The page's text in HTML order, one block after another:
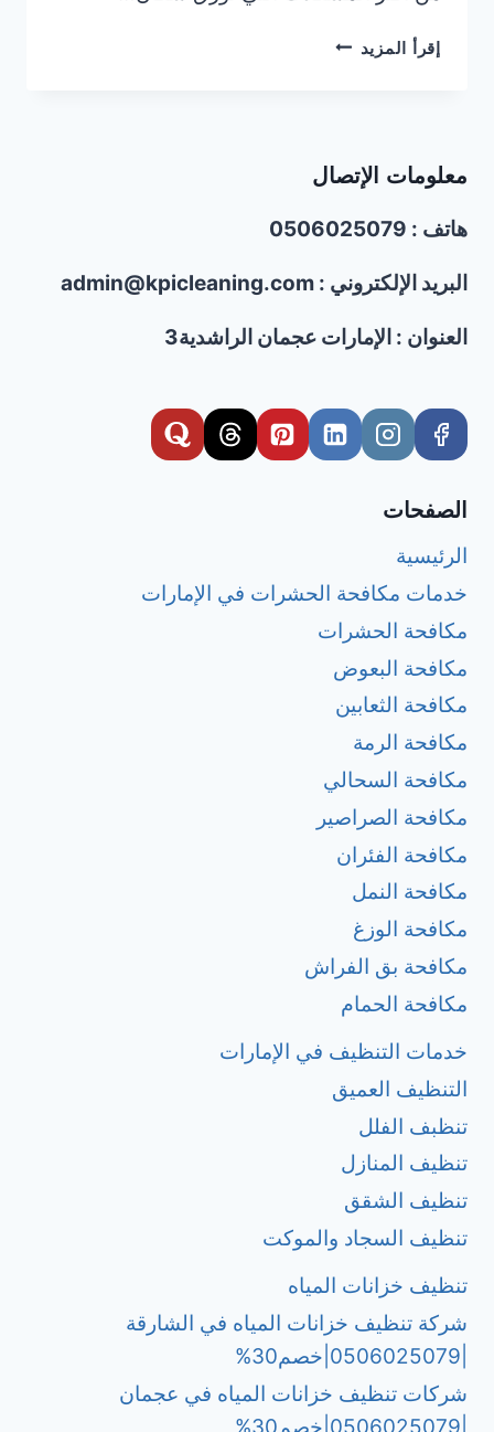
إقرأ المزيد شركة
تركيب
واشواك
معلومات الإتصال
هاتف : 0506025079
البريد الإلكتروني : admin@kpicleaning.com
العنوان : الإمارات عجمان الراشدية3
الصفحات
الرئيسية
خدمات مكافحة الحشرات في الإمارات
مكافحة الحشرات
مكافحة البعوض
مكافحة الثعابين
مكافحة الرمة
مكافحة السحالي
مكافحة الصراصير
مكافحة الفئران
مكافحة النمل
مكافحة الوزغ
مكافحة بق الفراش
مكافحة الحمام
خدمات التنظيف في الإمارات
التنظيف العميق
تنظبف الفلل
تنظيف المنازل
تنظيف الشقق
تنظيف السجاد والموكت
تنظيف خزانات المياه
شركة تنظيف خزانات المياه في الشارقة
شركات تنظيف خزانات المياه في عجمان